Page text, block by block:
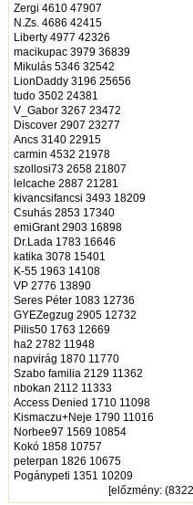
Zergi 4610 47907
N.Zs. 4686 42415
Liberty 4977 42326
macikupac 3979 36839
Mikulás 5346 32542
LionDaddy 3196 25656
tudo 3502 24381
V_Gabor 3267 23472
Discover 2907 23277
Ancs 3140 22915
carmin 4532 21978
szollosi73 2658 21807
lelcache 2887 21281
kivancsifancsi 3493 18209
Csuhás 2853 17340
emiGrant 2903 16898
Dr.Lada 1783 16646
katika 3078 15401
K-55 1963 14108
VP 2776 13890
Seres Péter 1083 12736
GYEZegzug 2905 12732
Pilis50 1763 12669
ha2 2782 11948
napvirág 1870 11770
Szabo familia 2129 11362
nbokan 2112 11333
Access Denied 1710 11098
Kismaczu+Neje 1790 11016
Norbee97 1569 10854
Kokó 1858 10757
peterpan 1826 10675
Pogánypeti 1351 10209
[előzmény: